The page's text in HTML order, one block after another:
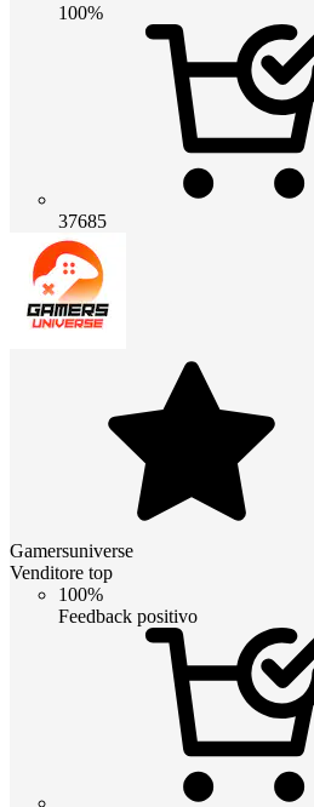
100%
37685
Gamersuniverse
Venditore top
100%
Feedback positivo